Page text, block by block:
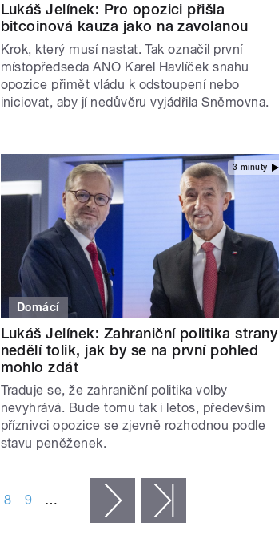
Lukáš Jelínek: Pro opozici přišla
bitcoinová kauza jako na zavolanou
Krok, který musí nastat. Tak označil první
místopředseda ANO Karel Havlíček snahu
opozice přimět vládu k odstoupení nebo
iniciovat, aby jí nedůvěru vyjádřila Sněmovna.
3 minuty
Domácí
Lukáš Jelínek: Zahraniční politika strany
nedělí tolik, jak by se na první pohled
mohlo zdát
Traduje se, že zahraniční politika volby
nevyhrává. Bude tomu tak i letos, především
příznivci opozice se zjevně rozhodnou podle
stavu peněženek.
8 9 … následující ›